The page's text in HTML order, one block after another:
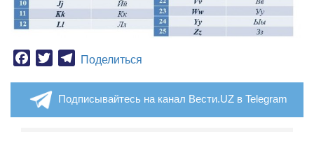
Facebook
TwitterTelegram
Поделиться
Подписывайтесь на канал Вести.UZ в Telegram